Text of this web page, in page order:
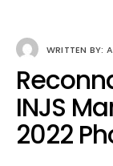
WRITTEN BY:
INJS
2022